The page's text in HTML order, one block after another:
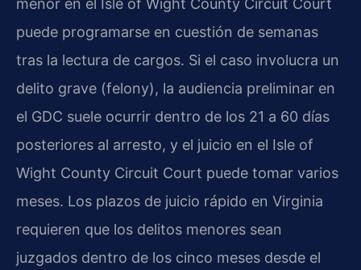
menor en el Isle of Wight County Circuit Court
puede programarse en cuestión de semanas
tras la lectura de cargos. Si el caso involucra un
delito grave (felony), la audiencia preliminar en
el GDC suele ocurrir dentro de los 21 a 60 días
posteriores al arresto, y el juicio en el Isle of
Wight County Circuit Court puede tomar varios
meses. Los plazos de juicio rápido en Virginia
requieren que los delitos menores sean
juzgados dentro de los cinco meses desde el